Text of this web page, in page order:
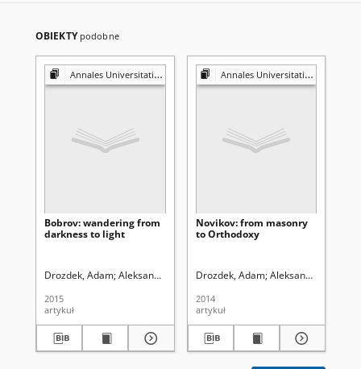
OBIEKTY podobne
Annales Universitatis Mariae Curie-Skłodowska. Sectio FF, Philologiae
Bobrov: wandering from
darkness to light
Drozdek, Adam Aleksandrowicz-Ulrich, Alina (1931- ). Redaktor
2015
artykuł
Annales Universitatis Mariae Curie-Skłodowska. Sectio FF, Philologiae
Novikov: from masonry
to Orthodoxy
Drozdek, Adam Aleksandrowicz-
2014
artykuł